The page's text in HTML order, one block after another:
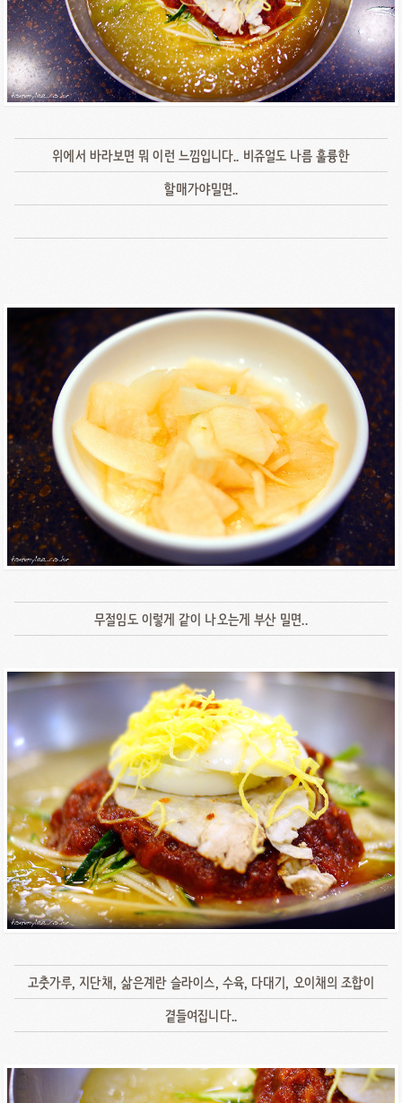
위에서 바라보면 뭐 이런 느낌입니다.. 비쥬얼도 나름 훌륭한
할매가야밀면..
무절임도 이렇게 같이 나오는게 부산 밀면..
고춧가루, 지단채, 삶은계란 슬라이스, 수육, 다대기, 오이채의 조합이
곁들여집니다..